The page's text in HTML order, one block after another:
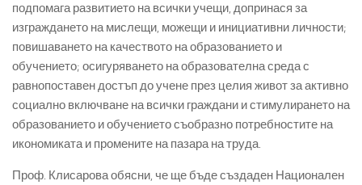
подпомага развитието на всички учещи, допринася за
изграждането на мислещи, можещи и инициативни личности;
повишаването на качеството на образованието и
обучението; осигуряването на образователна среда с
равнопоставен достъп до учене през целия живот за активно
социално включване на всички граждани и стимулирането на
образованието и обучението съобразно потребностите на
икономиката и промените на пазара на труда.
Проф. Клисарова обясни, че ще бъде създаден Национален